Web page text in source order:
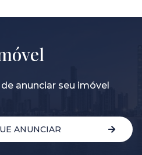
anunciar seu imóvel
ANUNCIAR